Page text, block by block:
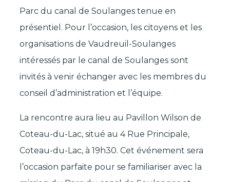
Parc du canal de Soulanges tenue en
présentiel. Pour l’occasion, les citoyens et les
organisations de Vaudreuil-Soulanges
intéressés par le canal de Soulanges sont
invités à venir échanger avec les membres du
conseil d’administration et l’équipe.
La rencontre aura lieu au Pavillon Wilson de
Coteau-du-Lac, situé au 4 Rue Principale,
Coteau-du-Lac, à 19h30. Cet événement sera
l’occasion parfaite pour se familiariser avec la